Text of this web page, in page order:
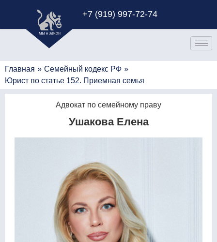
+7 (919) 997-72-74
Главная » Семейный кодекс РФ »
Юрист по статье 152. Приемная семья
Адвокат по семейному праву
Ушакова Елена